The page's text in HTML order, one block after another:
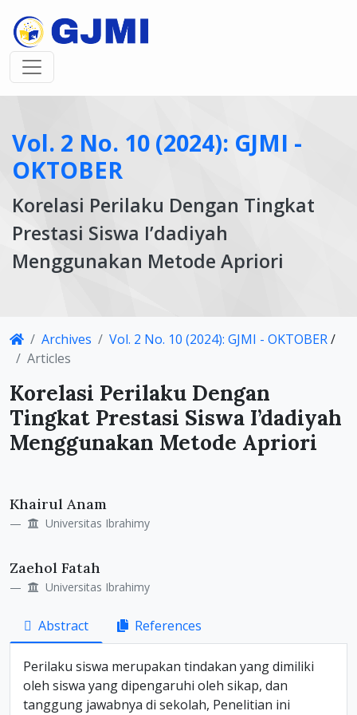
Vol. 2 No. 10 (2024): GJMI -
OKTOBER
Korelasi Perilaku Dengan Tingkat
Prestasi Siswa I’dadiyah
Menggunakan Metode Apriori
DetailsArchives Vol. 2 No. 10 (2024): GJMI - OKTOBER/
Articles
Korelasi Perilaku Dengan
Tingkat Prestasi Siswa I’dadiyah
Menggunakan Metode Apriori
Article
Content
Khairul Anam
Universitas Ibrahimy
Zaehol Fatah
Universitas Ibrahimy
Abstract References
Perilaku siswa merupakan tindakan yang dimiliki
oleh siswa yang dipengaruhi oleh sikap, dan
tanggung jawabnya di sekolah, Penelitian ini